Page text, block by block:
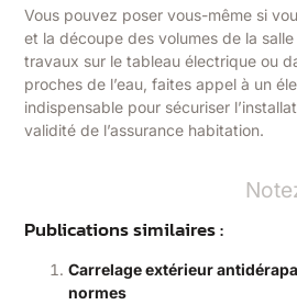
Vous pouvez poser vous-même si
et la découpe des volumes de la
travaux sur le tableau électrique ou
proches de l’eau, faites appel à un
indispensable pour sécuriser
validité de l’assurance habitation.
Publications similaires :
Carrelage extérieur
normes